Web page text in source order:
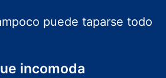
puede taparse todo
incomoda